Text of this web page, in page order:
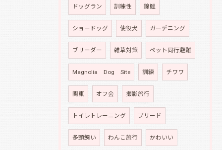
ドッグラン 訓練性 錦鯉
ショードッグ 使役犬 ガーデニング
ブリーダー 雑草対策 ペット同行避難
Magnolia Dog Site 訓練 チワワ
関東 オフ会 撮影旅行
トイレトレーニング ブリード
多頭飼い わんこ旅行 かわいい